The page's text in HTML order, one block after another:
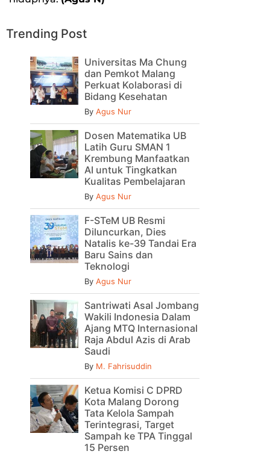
Trending Post
Universitas Ma Chung
dan Pemkot Malang
Perkuat Kolaborasi di
Bidang Kesehatan
By Agus Nur
Dosen Matematika UB
Latih Guru SMAN 1
Krembung Manfaatkan
AI untuk Tingkatkan
Kualitas Pembelajaran
By Agus Nur
F-STeM UB Resmi
Diluncurkan, Dies
Natalis ke-39 Tandai Era
Baru Sains dan
Teknologi
By Agus Nur
Santriwati Asal Jombang
Wakili Indonesia Dalam
Ajang MTQ Internasional
Raja Abdul Azis di Arab
Saudi
By M. Fahrisuddin
Ketua Komisi C DPRD
Kota Malang Dorong
Tata Kelola Sampah
Terintegrasi, Target
Sampah ke TPA Tinggal
15 Persen